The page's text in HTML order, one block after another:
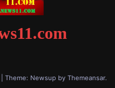
Theme: Newsup by Themeansar.